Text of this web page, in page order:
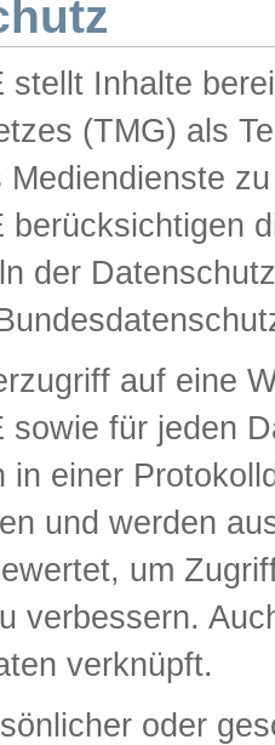
stellt Inhalte
(TMG) als
berücksichtigen
der
auf eine
sowie für jeden
in einer
und werden
um
verbessern.
verknüpft.
oder